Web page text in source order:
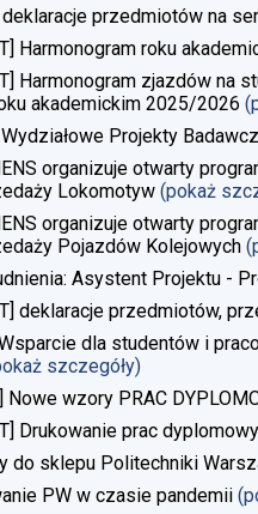
przedmiotów na
Harmonogram roku
Harmonogram zjazdów na
akademickim 2025/2026
Projekty
organizuje otwarty
Lokomotyw (pokaż
organizuje otwarty
Pojazdów Kolejowych
Asystent Projektu -
deklaracje przedmiotów,
dla studentów i
szczegóły)
Nowe wzory PRAC
Drukowanie prac
do sklepu Politechniki
PW w czasie pandemii